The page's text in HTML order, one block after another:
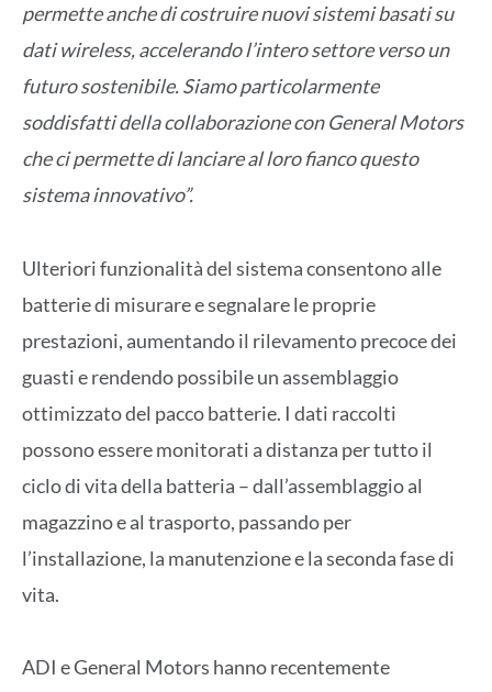
permette anche di costruire nuovi sistemi basati su
dati wireless, accelerando l’intero settore verso un
futuro sostenibile. Siamo particolarmente
soddisfatti della collaborazione con General Motors
che ci permette di lanciare al loro fianco questo
sistema innovativo”.
Ulteriori funzionalità del sistema consentono alle
batterie di misurare e segnalare le proprie
prestazioni, aumentando il rilevamento precoce dei
guasti e rendendo possibile un assemblaggio
ottimizzato del pacco batterie. I dati raccolti
possono essere monitorati a distanza per tutto il
ciclo di vita della batteria – dall’assemblaggio al
magazzino e al trasporto, passando per
l’installazione, la manutenzione e la seconda fase di
vita.
ADI e General Motors hanno recentemente